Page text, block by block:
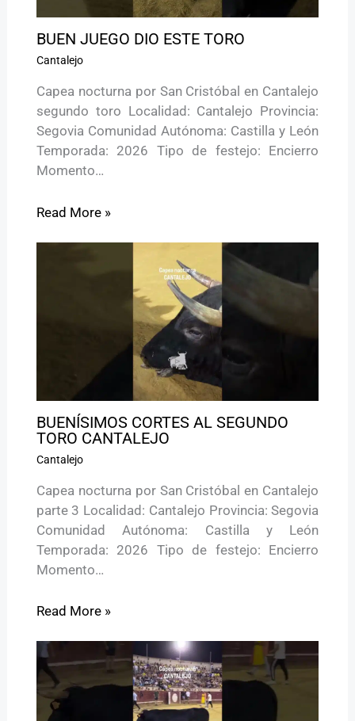
BUEN JUEGO DIO ESTE TORO
Cantalejo
Capea nocturna por San Cristóbal en Cantalejo
segundo toro Localidad: Cantalejo Provincia:
Segovia Comunidad Autónoma: Castilla y León
Temporada: 2026 Tipo de festejo: Encierro
Momento…
Read More »
BUENÍSIMOS CORTES AL SEGUNDO
TORO CANTALEJO
Cantalejo
Capea nocturna por San Cristóbal en Cantalejo
parte 3 Localidad: Cantalejo Provincia: Segovia
Comunidad Autónoma: Castilla y León
Temporada: 2026 Tipo de festejo: Encierro
Momento…
Read More »